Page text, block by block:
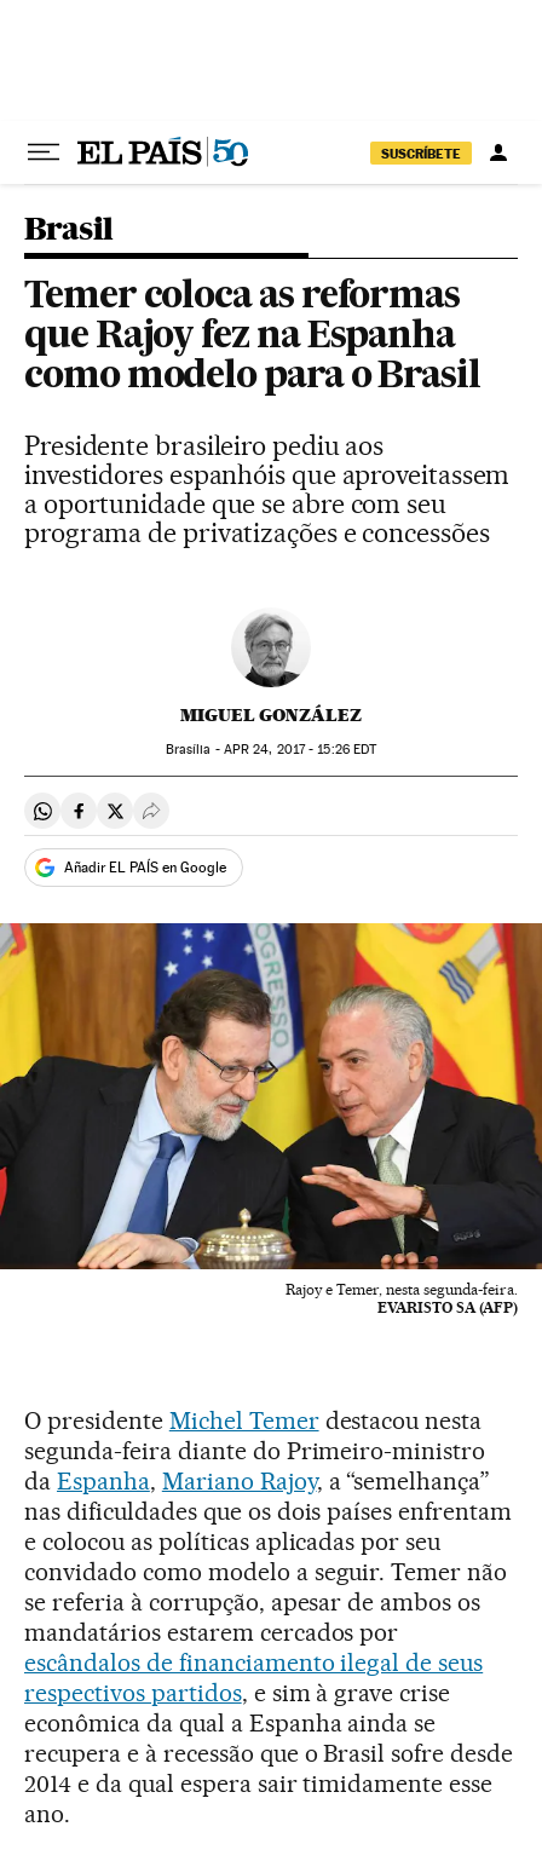
SUSCRÍBETE
Brasil
Temer coloca as reformas
que Rajoy fez na Espanha
como modelo para o Brasil
Presidente brasileiro pediu aos
investidores espanhóis que aproveitassem
a oportunidade que se abre com seu
programa de privatizações e concessões
MIGUEL GONZÁLEZ
Brasília - APR 24, 2017 - 15:26EDT
Compartir en Whatsapp
Compartir en Facebook
Compartir en Twitter
Desplegar Redes Sociales
Añadir EL PAÍS en Google
Rajoy e Temer, nesta segunda-feira.
EVARISTO SA (AFP)
O presidente Michel Temerdestacou nesta
segunda-feira diante do Primeiro-ministro
da Espanha, Mariano Rajoy, a “semelhança”
nas dificuldades que os dois países enfrentam
e colocou as políticas aplicadas por seu
convidado como modelo a seguir. Temer não
se referia à corrupção, apesar de ambos os
mandatários estarem cercados por
escândalos de financiamento ilegal de seus
respectivos partidos, e sim à grave crise
econômica da qual a Espanha ainda se
recupera e à recessão que o Brasil sofre desde
2014 e da qual espera sair timidamente esse
ano.